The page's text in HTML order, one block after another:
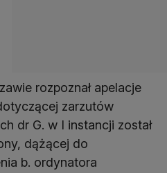
rozpoznał apelacje
zarzutów
dr G. w I instancji został
dążącej do
b. ordynatora